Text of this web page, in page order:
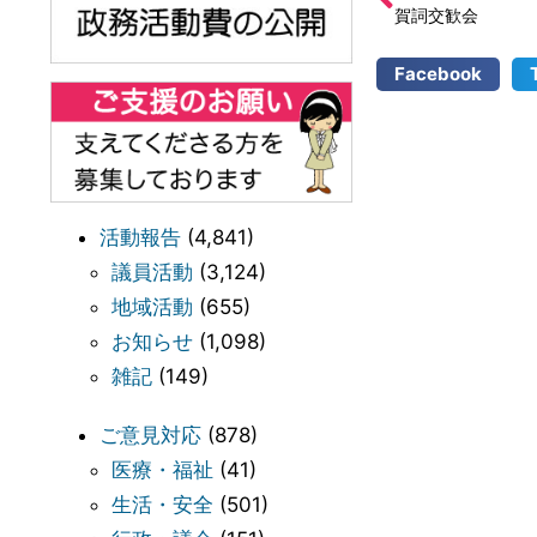
活動報告 (4,841)
議員活動 (3,124)
地域活動 (655)
お知らせ (1,098)
雑記 (149)
ご意見対応 (878)
医療・福祉 (41)
生活・安全 (501)
賀詞交歓会
Facebook